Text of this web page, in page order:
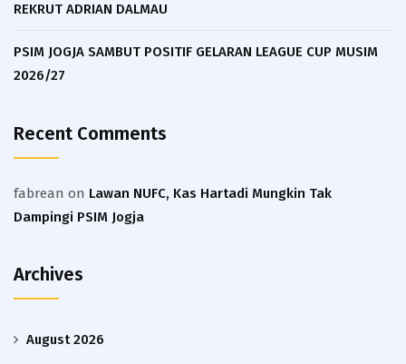
REKRUT ADRIAN DALMAU
PSIM JOGJA SAMBUT POSITIF GELARAN LEAGUE CUP MUSIM
2026/27
Recent Comments
fabrean on Lawan NUFC, Kas Hartadi Mungkin Tak
Dampingi PSIM Jogja
Archives
August 2026